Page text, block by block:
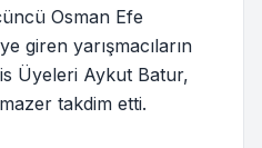
Osman Efe
giren yarışmacıların
Üyeleri Aykut Batur,
takdim etti.